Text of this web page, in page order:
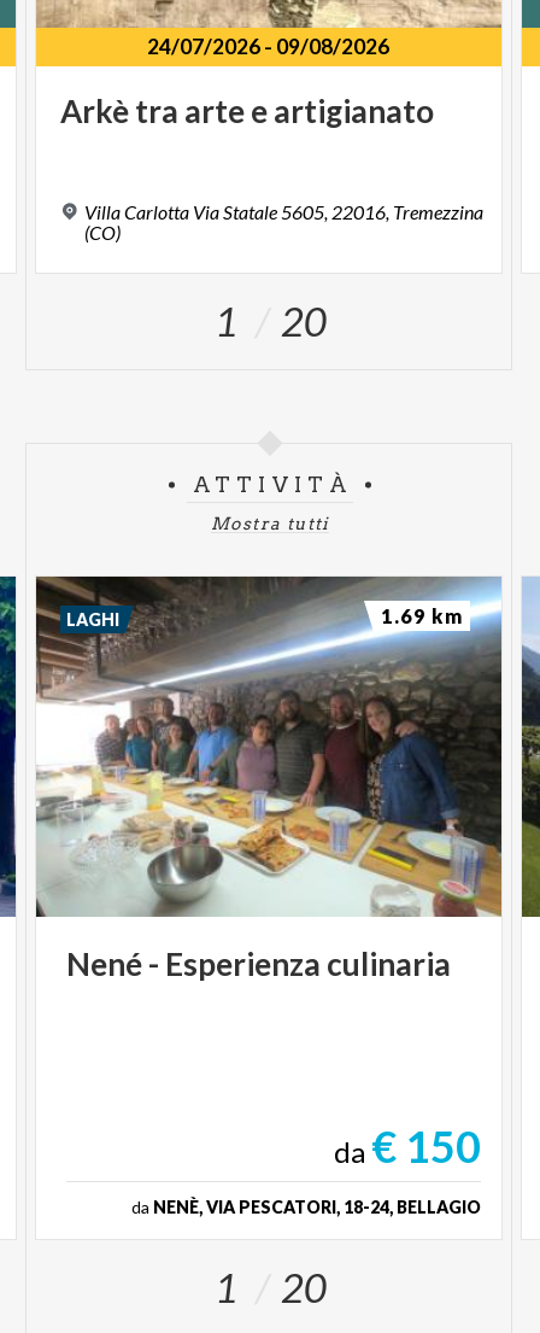
24/07/2026- 09/08/2026
Arkètra arteeartigianato
Villa Carlotta Via Statale 5605, 22016, Tremezzina
(CO)
1 20
ATTIVITÀ
Mostra tutti
Nené- Esperienza culinaria
da € 150
da NENÈ, VIA PESCATORI, 18-24, BELLAGIO
LAGHI 1.69 km
1 20